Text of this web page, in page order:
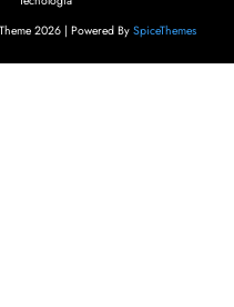
Tecnologia
Theme 2026 | Powered By SpiceThemes